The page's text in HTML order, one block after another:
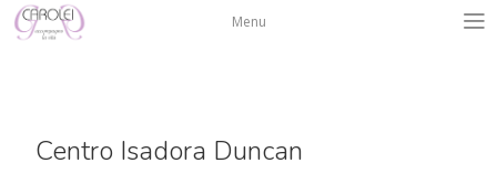
Salta
Menu
Centro Isadora Duncan